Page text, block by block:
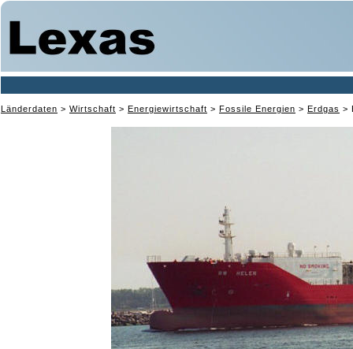
Länderdaten > Wirtschaft > Energiewirtschaft > Fossile Energien > Erdgas >